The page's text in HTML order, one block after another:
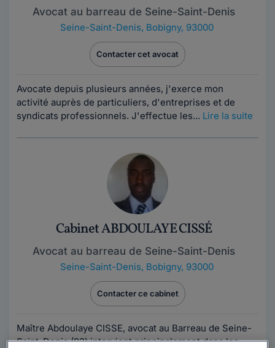
Avocat au barreau de Seine-Saint-Denis
Seine-Saint-Denis, Bobigny, 93000
Contacter cet avocat
Avocate depuis plusieurs années, j'exerce mon
activité auprès de particuliers, d'entreprises et de
syndicats professionnels. J'effectue les... Lire la suite
Cabinet ABDOULAYE CISSÉ
Avocat au barreau de Seine-Saint-Denis
Seine-Saint-Denis, Bobigny, 93000
Contacter ce cabinet
Maître Abdoulaye CISSE, avocat au Barreau de Seine-
Saint-Denis (93) intervient principalement dans les